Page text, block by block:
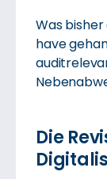
Was
have
Die